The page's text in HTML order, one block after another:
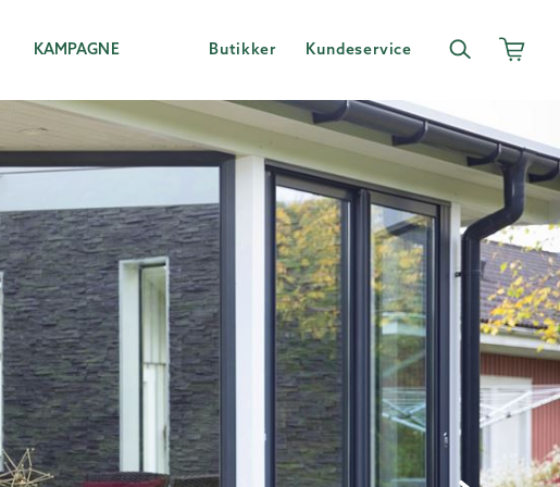
KAMPAGNE Butikker Kundeservice